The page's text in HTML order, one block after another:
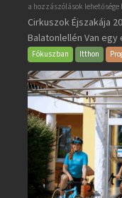
Cirkuszok
Éjszakája
2026
bejegyzéshez
a hozzászólások
Cirkuszok Éjszakája
Balatonlellén Van
Fókuszban Itthon